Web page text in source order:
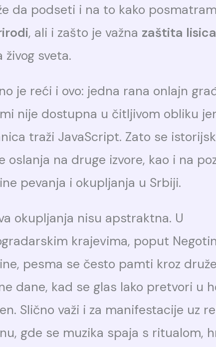
da podseti i na to kako
, ali i zašto je važna zaštita lisica
živog sveta.
je reći i ovo: jedna rana onlajn
nije dostupna u čitljivom obliku jer
traži JavaScript. Zato se
oslanja na druge izvore, kao i na
pevanja i okupljanja u Srbiji.
okupljanja nisu apstraktna. U
krajevima, poput
pesma se često pamti kroz
dane, kad se glas lako pretvori u
Slično važi i za manifestacije uz
gde se muzika spaja s ritualom,